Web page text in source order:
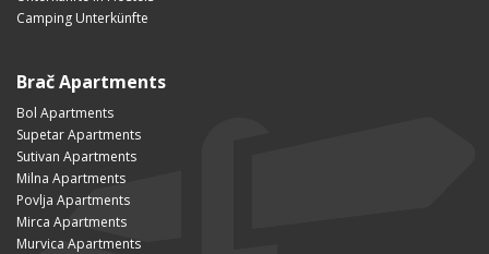
Camping Unterkünfte
Brač Apartments
Bol Apartments
Supetar Apartments
Sutivan Apartments
Milna Apartments
Povlja Apartments
Mirca Apartments
Murvica Apartments